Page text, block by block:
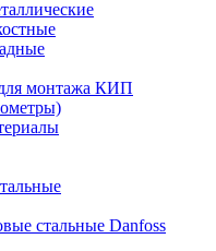
монтажа КИП
стальные Danfoss